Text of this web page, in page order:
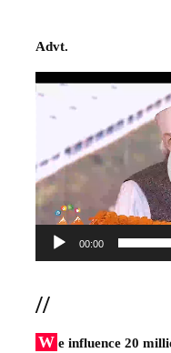
Advt.
Video
00:00
//
W e influence 20